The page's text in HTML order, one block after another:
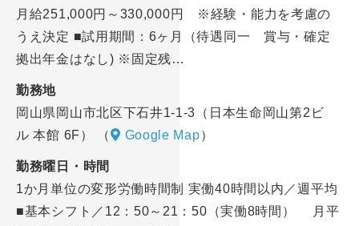
月給251,000円～330,000円 ※経験・能力を考慮の
うえ決定 ■試用期間：6ヶ月（待遇同一 賞与・確定
拠出年金はなし) ※固定残…
勤務地
岡山県岡山市北区下石井1-1-3（日本生命岡山第2ビ
ル 本館 6F）
（ Google Map）
勤務曜日・時間
1か月単位の変形労働時間制 実働40時間以内／週平均
■基本シフト／12：50～21：50（実働8時間） 月平